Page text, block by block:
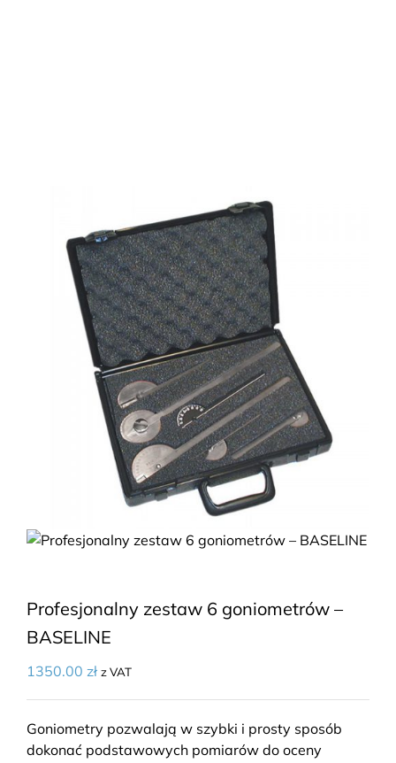
Profesjonalny zestaw 6 goniometrów –
BASELINE
1350.00 zł z VAT
Goniometry pozwalają w szybki i prosty sposób
dokonać podstawowych pomiarów do oceny